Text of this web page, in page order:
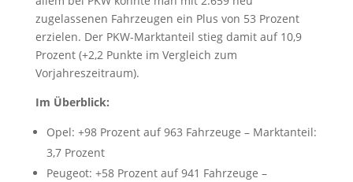
zugelassenen Fahrzeugen ein Plus von 53 Prozent
erzielen. Der PKW-Marktanteil stieg damit auf 10,9
Prozent (+2,2 Punkte im Vergleich zum
Vorjahreszeitraum).
Im Überblick:
Opel: +98 Prozent auf 963 Fahrzeuge – Marktanteil:
3,7 Prozent
Peugeot: +58 Prozent auf 941 Fahrzeuge –